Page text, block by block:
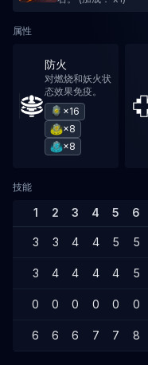
属性
防火
对燃烧和妖火状
态效果免疫。
×16
×8
×8
技能
1 2 3 4 5 6
3 3 4 4 5 5
3 4 4 4 4 5
0 0 0 0 0 0
6 6 6 7 7 8